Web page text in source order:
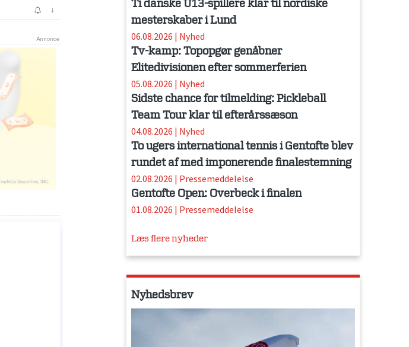
Ti danske U13-spillere klar til nordiske
mesterskaber i Lund
06.08.2026 | Nyhed
Tv-kamp: Topopgør genåbner
Elitedivisionen efter sommerferien
05.08.2026 | Nyhed
Sidste chance for tilmelding: Pickleball
Team Tour klar til efterårssæson
04.08.2026 | Nyhed
To ugers international tennis i Gentofte blev
rundet af med imponerende finalestemning
02.08.2026 | Pressemeddelelse
Gentofte Open: Overbeck i finalen
01.08.2026 | Pressemeddelelse
Læs flere nyheder
Nyhedsbrev